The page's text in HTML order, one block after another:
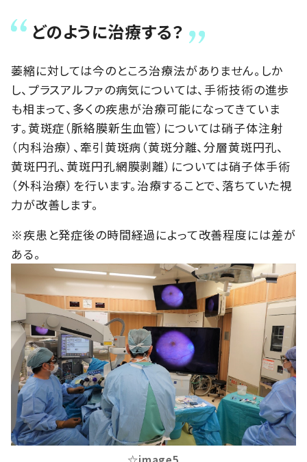
どのように治療する？
萎縮に対しては今のところ治療法がありません。しか
し、プラスアルファの病気については、手術技術の進歩
も相まって、多くの疾患が治療可能になってきていま
す。黄斑症（脈絡膜新生血管）については硝子体注射
（内科治療）、牽引黄斑病（黄斑分離、分層黄斑円孔、
黄斑円孔、黄斑円孔網膜剥離）については硝子体手術
（外科治療）を行います。治療することで、落ちていた視
力が改善します。
※疾患と発症後の時間経過によって改善程度には差が
ある。